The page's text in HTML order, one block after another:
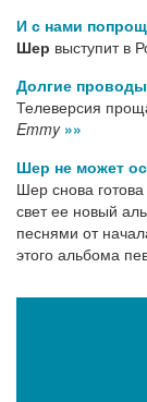
И с нами
Шер выступит в
Долгие проводы
Телеверсия
Emmy »»
Шер не может
Шер снова
свет ее новый
песнями от
этого альбома